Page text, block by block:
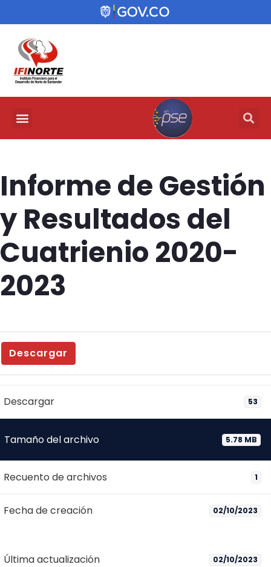
Informe de Gestión
y Resultados del
Cuatrienio 2020-
2023
Descargar
Descargar 53
Tamaño del archivo 5.78 MB
Recuento de archivos 1
Fecha de creación 02/10/2023
Última actualización 02/10/2023